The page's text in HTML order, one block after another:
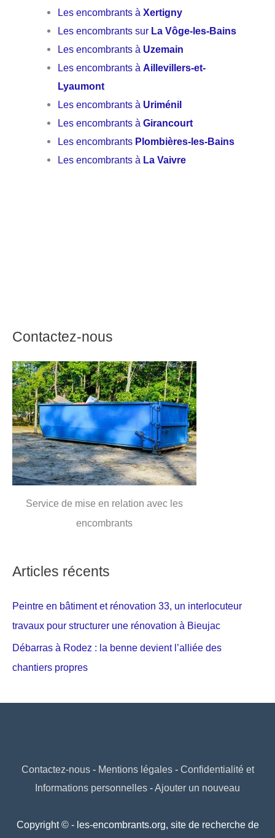
Les encombrants àXertigny
Les encombrants sur La Vôge-les-Bains
Les encombrants à Uzemain
Les encombrants àAillevillers-et-
Lyaumont
Les encombrants à Uriménil
Les encombrants àGirancourt
Les encombrants Plombières-les-Bains
Les encombrants à La Vaivre
Contactez-nous
Service de mise en relation avec les
encombrants
Articles récents
Peintre en bâtiment et rénovation 33, un interlocuteur
travaux pour structurer une rénovation à Bieujac
Débarras à Rodez : la benne devient l’alliée des
chantiers propres
Contactez-nous- Mentions légales- Confidentialité et
Informations personnelles -Ajouter un nouveau
Copyright © - les-encombrants.org, site de recherche de